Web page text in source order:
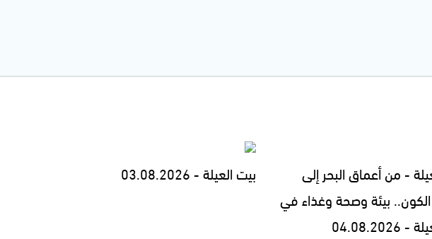
- من أعماق البحر إلى
بيئة وصحة وغذاء في
بيت العيلة - 03.08.2026